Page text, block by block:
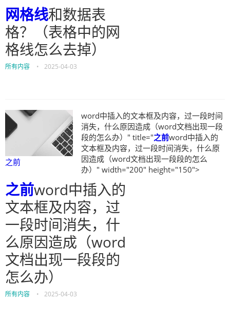
网格线和数据表
格？（表格中的网
格线怎么去掉）
所有内容 • 2025-04-03
之前
word中插入的文本框及内容，过一段时间
消失，什么原因造成（word文档出现一段
段的怎么办）" title="之前word中插入的
文本框及内容，过一段时间消失，什么原
因造成（word文档出现一段段的怎么
办）" width="200" height="150">
之前word中插入的
文本框及内容，过
一段时间消失，什
么原因造成（word
文档出现一段段的
怎么办）
所有内容 • 2025-04-03